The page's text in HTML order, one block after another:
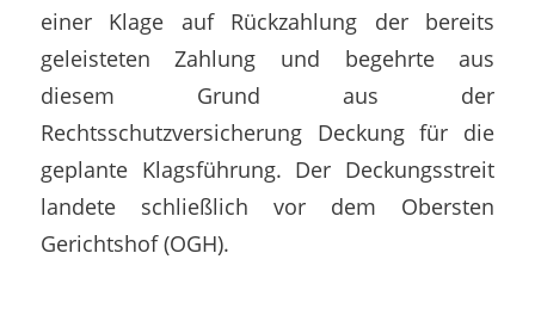
einer Klage auf Rückzahlung der bereits
geleisteten Zahlung und begehrte aus
diesem Grund aus der
Rechtsschutzversicherung Deckung für die
geplante Klagsführung. Der Deckungsstreit
landete schließlich vor dem Obersten
Gerichtshof (OGH).